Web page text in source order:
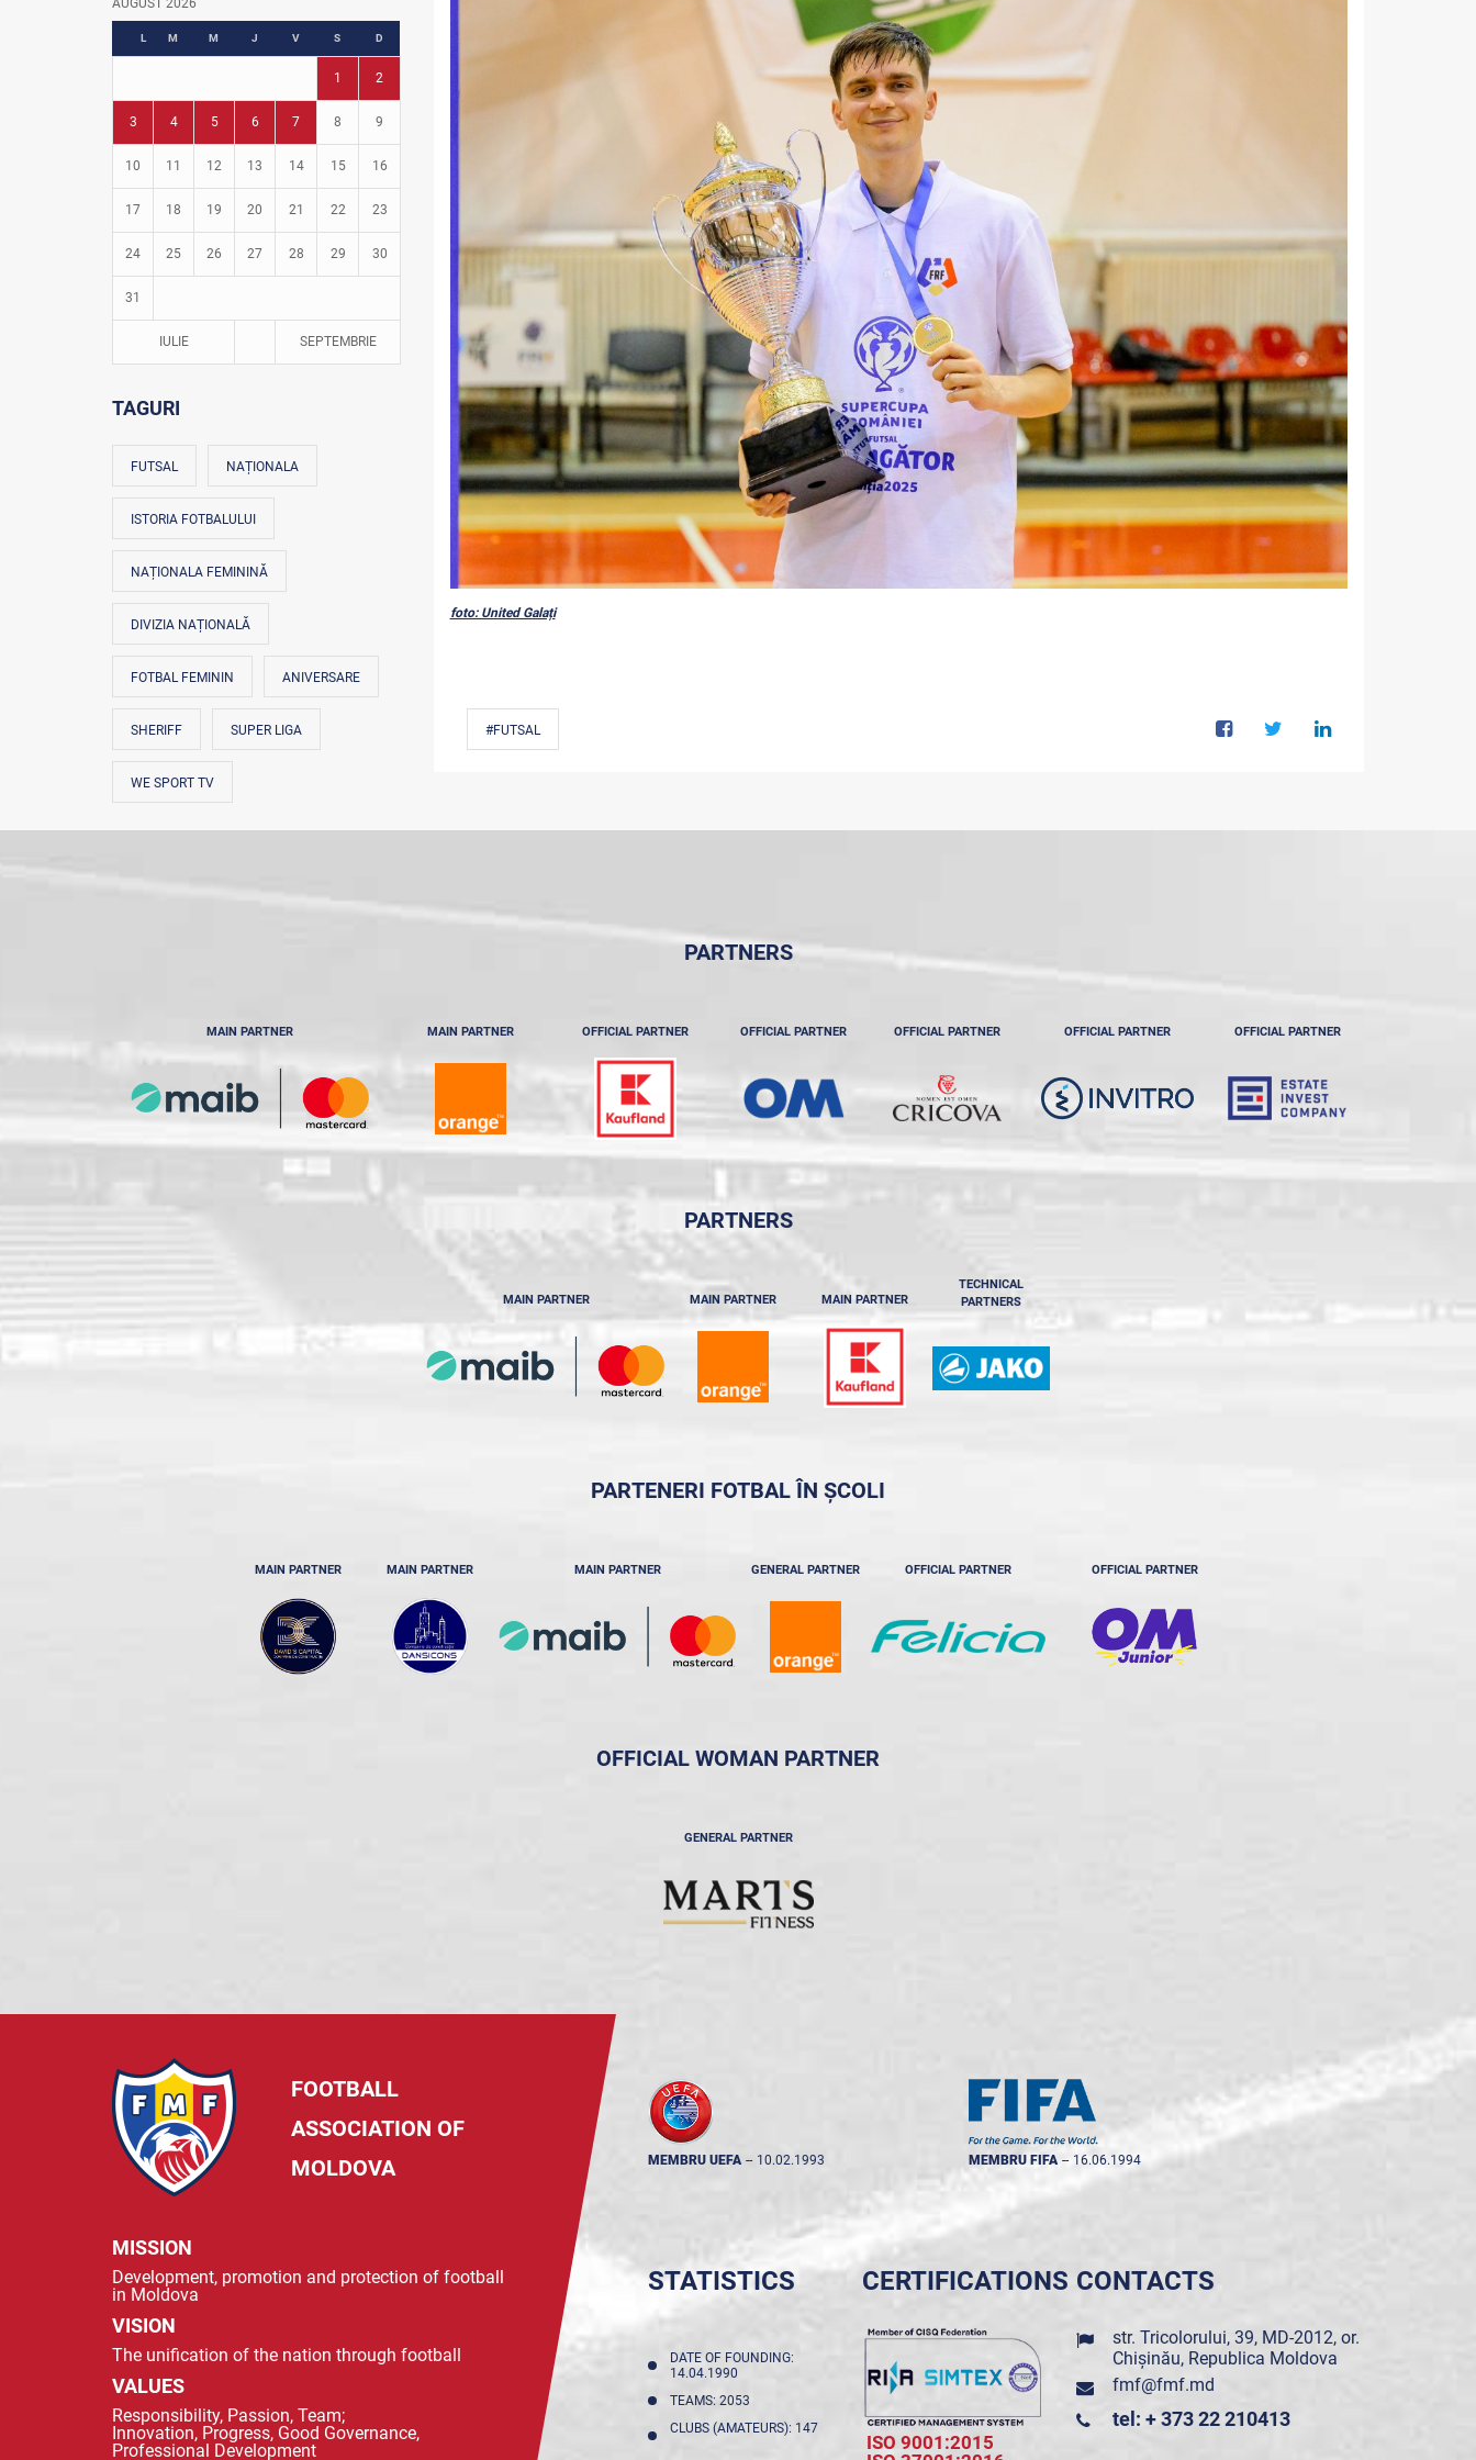
Fotbal în grădinițe
AUGUST 2026
L M M J V S D
1 2
3 4 5 6 7 8 9
10 11 12 13 14 15 16
17 18 19 20 21 22 23
24 25 26 27 28 29 30
31
IULIE SEPTEMBRIE
TAGURI
FUTSAL NAȚIONALA
ISTORIA FOTBALULUI
NAȚIONALA FEMININĂ
DIVIZIA NAȚIONALĂ
FOTBAL FEMININ ANIVERSARE
SHERIFF SUPER LIGA
WE SPORT TV
foto: United Galați
#FUTSAL
PARTNERS
MAIN PARTNER MAIN PARTNER OFFICIAL PARTNER OFFICIAL PARTNER OFFICIAL PARTNER OFFICIAL PARTNER OFFICIAL PARTNER
PARTNERS
MAIN PARTNER MAIN PARTNER MAIN PARTNER
TECHNICAL
PARTNERS
PARTENERI FOTBAL ÎN ȘCOLI
MAIN PARTNER MAIN PARTNER MAIN PARTNER GENERAL PARTNER OFFICIAL PARTNER OFFICIAL PARTNER
OFFICIAL WOMAN PARTNER
GENERAL PARTNER
FOOTBALL
ASSOCIATION OF
MOLDOVA
MISSION
Development, promotion and protection of football
in Moldova
VISION
The unification of the nation through football
VALUES
Responsibility, Passion, Team;
Innovation, Progress, Good Governance,
Professional Development
MEMBRU UEFA -- 10.02.1993 MEMBRU FIFA -- 16.06.1994
STATISTICS
DATE OF FOUNDING:
14.04.1990
TEAMS: 2053
CLUBS (AMATEURS): 147
CERTIFICATIONS
ISO 9001:2015
CONTACTS
str. Tricolorului, 39, MD-2012, or.
Chișinău, Republica Moldova
fmf@fmf.md
tel: + 373 22 210413